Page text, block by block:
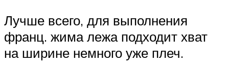
Лучше всего, для выполнения
франц. жима лежа подходит хват
на ширине немного уже плеч.